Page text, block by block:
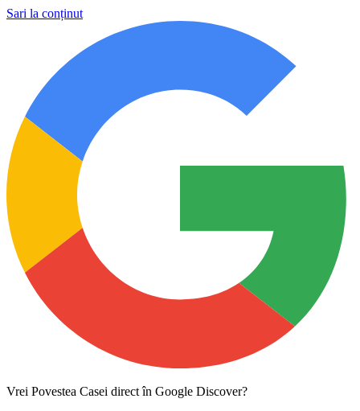
Sari la conținut
Vrei Povestea Casei direct în Google Discover?